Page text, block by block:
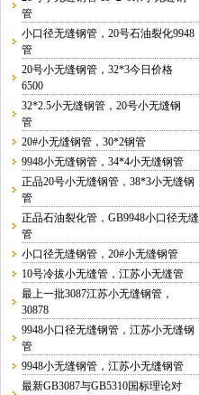
管
小口径无缝钢管，20号石油裂化9948
管
20号小无缝钢管，32*3今日价格
6500
32*2.5小无缝钢管，20号小无缝钢
管
20#小无缝钢管，30*2钢管
9948小无缝钢管，34*4小无缝钢管
正品20号小无缝钢管，38*3小无缝钢
管
正品石油裂化管，GB9948小口径无缝
管
小口径无缝钢管，20#小无缝钢管
10号冷拔小无缝管，江苏小无缝管
最上一批3087江苏小无缝钢管，
30878
9948小口径无缝钢管，江苏小无缝钢
管
9948小无缝钢管，江苏小无缝钢管
最新GB3087与GB5310国标理论对